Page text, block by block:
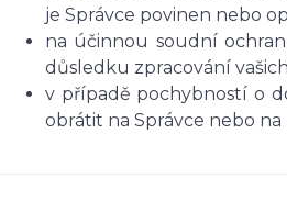
je Správce povinen nebo
na účinnou soudní
důsledku zpracování
v případě pochybností o
obrátit na Správce nebo